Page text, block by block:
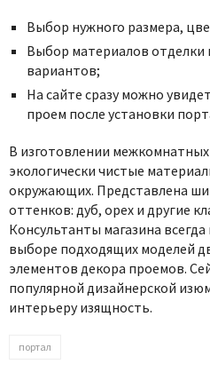
Выбор нужного размера,
Выбор материалов отделки
вариантов;
На сайте сразу можно
проем после установки
В изготовлении
экологически чистые
окружающих. Представлена
оттенков: дуб, орех и другие
Консультанты магазина
выборе подходящих моделей
элементов декора проемов.
популярной дизайнерской
интерьеру изящность.
портал